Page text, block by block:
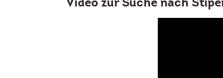
Video zur Suche nach